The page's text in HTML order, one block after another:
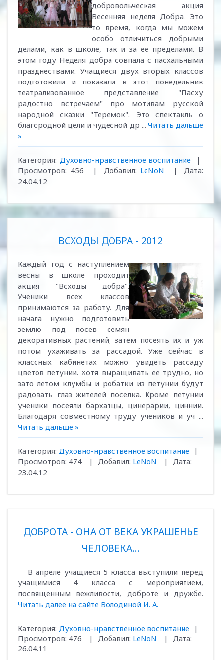
добровольческая акция
Весенняя неделя Добра. Это
то время, когда мы можем
особо отличиться добрыми
делами, как в школе, так и за ее пределами. В
этом году Неделя добра совпала с пасхальными
празднествами. Учащиеся двух вторых классов
подготовили и показали в этот понедельник
театрализованное представление "Пасху
радостно встречаем" про мотивам русской
народной сказки "Теремок". Это спектакль о
благородной цели и чудесной др ... Читать дальше
»
Категория: Духовно-нравственное воспитание
|
Просмотров: 456 | Добавил: LeNoN |
Дата:
24.04.12
ВСХОДЫ ДОБРА - 2012
Каждый год с наступлением
весны в школе проходит
акция "Всходы добра".
Ученики всех классов
принимаются за работу. Для
начала нужно подготовить
землю под посев семян
декоративных растений, затем посеять их и уж
потом ухаживать за рассадой. Уже сейчас в
классных кабинетах можно увидеть рассаду
цветов петунии. Хотя выращивать ее трудно, но
зато летом клумбы и робатки из петунии будут
радовать глаз жителей поселка. Кроме петунии
ученики посеяли бархатцы, цинерарии, циннии.
Благодаря совместному труду учеников и уч ...
Читать дальше »
Категория: Духовно-нравственное воспитание
|
Просмотров: 474 | Добавил: LeNoN |
Дата:
23.04.12
ДОБРОТА - ОНА ОТ ВЕКА УКРАШЕНЬЕ
ЧЕЛОВЕКА…
В апреле учащиеся 5 класса выступили перед
учащимися 4 класса с мероприятием,
посвященным вежливости, доброте и дружбе.
Читать далее на сайте Володиной И. А.
Категория: Духовно-нравственное воспитание
|
Просмотров: 476 | Добавил: LeNoN |
Дата:
26.04.11